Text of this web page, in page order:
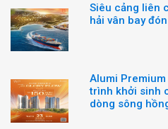
Siêu cảng liên
hải vân bay
Alumi Premium
trình khởi sinh
dòng sông